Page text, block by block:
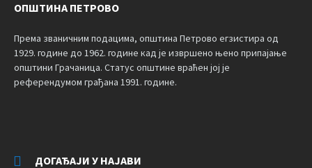
ОПШТИНА ПЕТРОВО
Према званичним подацима, општина Петрово егзистира од
1929. године до 1962. године кад је извршено њено припајање
општини Грачаница. Статус општине враћен јој је
референдумом грађана 1991. године.
ДОГАЂАЈИ У НАЈАВИ